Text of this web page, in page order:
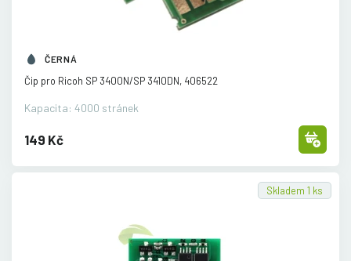
ČERNÁ
Čip pro Ricoh SP 3400N/SP 3410DN, 406522
Kapacita: 4000 stránek
149 Kč
Skladem 1 ks